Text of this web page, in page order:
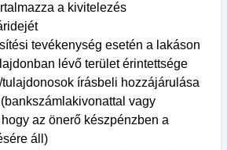
a kivitelezés
tevékenység esetén a lakáson
lévő terület érintettsége
írásbeli hozzájárulása
vagy
az önerő készpénzben a
áll)